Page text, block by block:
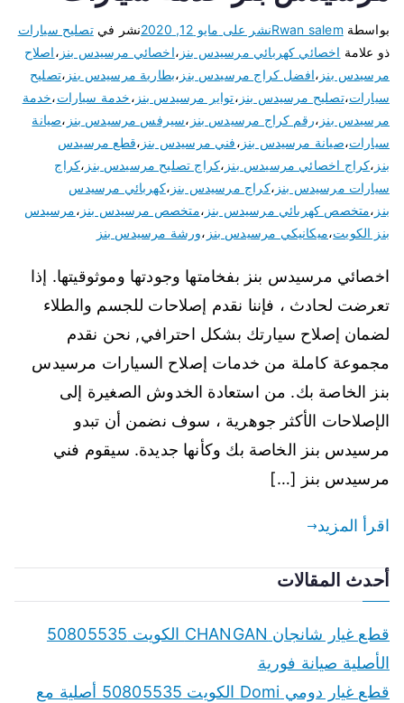
بواسطة Rwan salemنشر على مايو 12, 2020 نشر فيتصليح سيارات
ذو علامة اخصائي كهربائي مرسيدس بنز ،اخصائي مرسيدس بنز ،اصلاح
مرسيدس بنز ،افضل كراج مرسيدس بنز ،بطارية مرسيدس بنز ،تصليح
سيارات،تصليح مرسيدس بنز ،تواير مرسيدس بنز ،خدمة سيارات،خدمة
مرسيدس بنز ،رقم كراج مرسيدس بنز ،سيرفس مرسيدس بنز ،صيانة
سيارات،صيانة مرسيدس بنز ،فني مرسيدس بنز ،قطع مرسيدس
بنز ،كراج اخصائي مرسيدس بنز ،كراج تصليح مرسيدس بنز ،كراج
سيارات مرسيدس بنز ،كراج مرسيدس بنز ،كهربائي مرسيدس
بنز ،متخصص كهربائي مرسيدس بنز ،متخصص مرسيدس بنز ،مرسيدس
بنز الكويت،ميكانيكي مرسيدس بنز ،ورشة مرسيدس بنز
اخصائي مرسيدس بنز بفخامتها وجودتها وموثوقيتها. إذا
تعرضت لحادث ، فإننا نقدم إصلاحات للجسم والطلاء
لضمان إصلاح سيارتك بشكل احترافي, نحن نقدم
مجموعة كاملة من خدمات إصلاح السيارات مرسيدس
بنز الخاصة بك. من استعادة الخدوش الصغيرة إلى
الإصلاحات الأكثر جوهرية ، سوف نضمن أن تبدو
مرسيدس بنز الخاصة بك وكأنها جديدة. سيقوم فني
مرسيدس بنز […]
اقرأ المزيد
أحدث المقالات
قطع غيار شانجان CHANGAN الكويت 50805535
الأصلية صيانة فورية
قطع غيار دومي Domi الكويت 50805535 أصلية مع